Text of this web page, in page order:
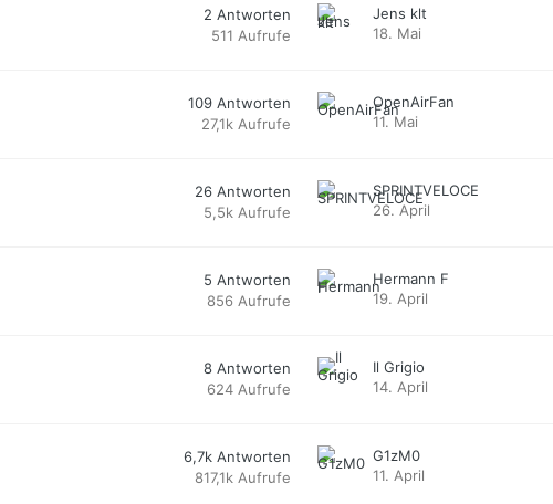
2 Antworten
511 Aufrufe
Jens klt
18. Mai
109 Antworten
27,1k Aufrufe
OpenAirFan
11. Mai
26 Antworten
5,5k Aufrufe
SPRINTVELOCE
26. April
5 Antworten
856 Aufrufe
Hermann F
19. April
8 Antworten
624 Aufrufe
Il Grigio
14. April
6,7k Antworten
817,1k Aufrufe
G1zM0
11. April